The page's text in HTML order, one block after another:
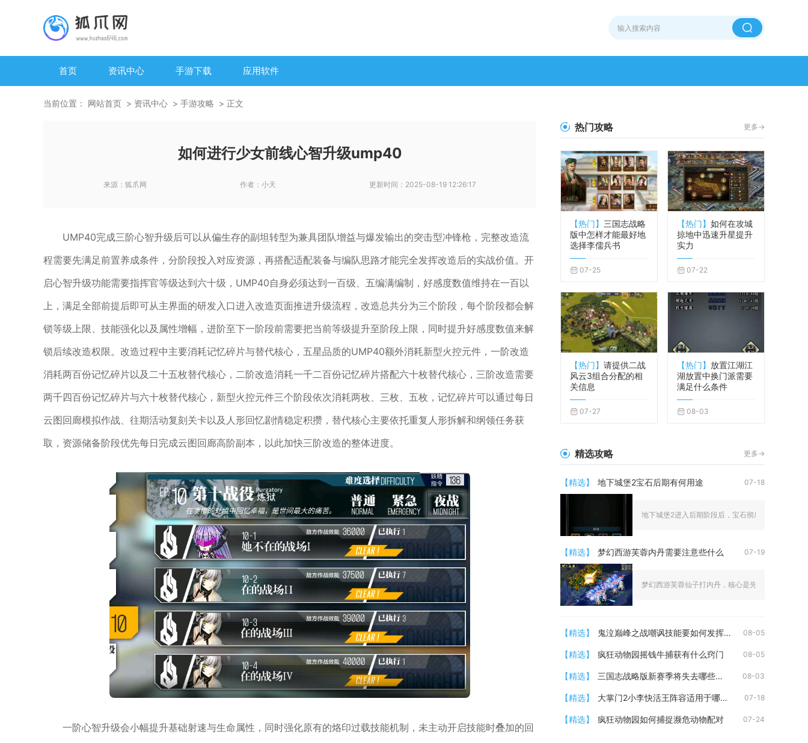
首页 资讯中心 手游下载 应用软件
当前位置： 网站首页 资讯中心 手游攻略 正文
如何进行少女前线心智升级ump40
来源： 狐爪网 作者： 小天 更新时间： 2025-08-19 12:26:17
UMP40完成三阶心智升级后可以从偏生存的副坦转型为兼具团队增益与爆发输出的突击型冲锋枪，完整改造流
程需要先满足前置养成条件，分阶段投入对应资源，再搭配适配装备与编队思路才能完全发挥改造后的实战价值。开
启心智升级功能需要指挥官等级达到六十级，UMP40自身必须达到一百级、五编满编制，好感度数值维持在一百以
上，满足全部前提后即可从主界面的研发入口进入改造页面推进升级流程，改造总共分为三个阶段，每个阶段都会解
锁等级上限、技能强化以及属性增幅，进阶至下一阶段前需要把当前等级提升至阶段上限，同时提升好感度数值来解
锁后续改造权限。改造过程中主要消耗记忆碎片与替代核心，五星品质的UMP40额外消耗新型火控元件，一阶改造
消耗两百份记忆碎片以及二十五枚替代核心，二阶改造消耗一千二百份记忆碎片搭配六十枚替代核心，三阶改造需要
两千四百份记忆碎片与六十枚替代核心，新型火控元件三个阶段依次消耗两枚、三枚、五枚，记忆碎片可以通过每日
云图回廊模拟作战、往期活动复刻关卡以及人形回忆剧情稳定积攒，替代核心主要依托重复人形拆解和纲领任务获
取，资源储备阶段优先每日完成云图回廊高阶副本，以此加快三阶改造的整体进度。
一阶心智升级会小幅提升基础射速与生命属性，同时强化原有的烙印过载技能机制，未主动开启技能时叠加的回
热门攻略 更多->
【热门】 三国志战略
版中怎样才能最好地
选择李儒兵书
07-25
【热门】 如何在攻城
掠地中迅速升星提升
实力
07-22
【热门】 请提供二战
风云3组合分配的相
关信息
07-27
【热门】 放置江湖江
湖放置中换门派需要
满足什么条件
08-03
精选攻略 更多->
【精选】 地下城堡2宝石后期有何用途 07-18
地下城堡2进入后期阶段后，宝石彻底脱离前期快速
【精选】 梦幻西游芙蓉内丹需要注意些什么 07-19
梦幻西游芙蓉仙子打内丹，核心是先锁定召唤兽的
【精选】 鬼泣巅峰之战嘲讽技能要如何发挥出最大效果 08-05
【精选】 疯狂动物园摇钱牛捕获有什么窍门 08-05
【精选】 三国志战略版新赛季将失去哪些英雄 08-03
【精选】 大掌门2小李快活王阵容适用于哪个场景 07-18
【精选】 疯狂动物园如何捕捉濒危动物配对 07-24